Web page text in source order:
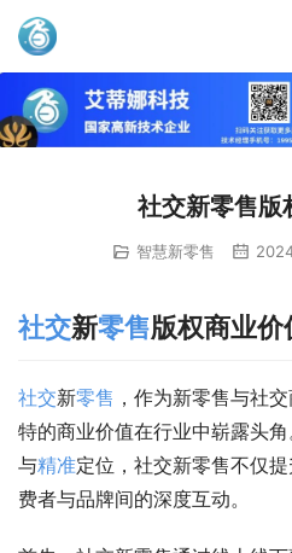
艾蒂娜科技
社交新零售版
智慧新零售
社交新零售版权商业价
社交新零售 ，作为新零售与社
特的商业价值在行业中崭露头
与精准定位，社交新零售不仅
费者与品牌间的深度互动。